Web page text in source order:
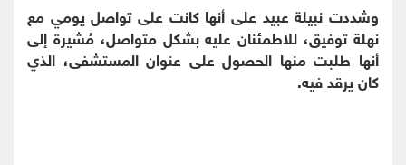
وشددت نبيلة عبيد على أنها كانت على تواصل يومي مع
نهلة توفيق، للاطمئنان عليه بشكل متواصل، مُشيرة إلى
أنها طلبت منها الحصول على عنوان المستشفى، الذي
كان يرقد فيه.